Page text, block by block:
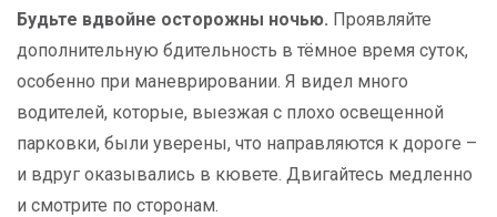
Будьте вдвойне осторожны ночью. Проявляйте
дополнительную бдительность в тёмное время суток,
особенно при маневрировании. Я видел много
водителей, которые, выезжая с плохо освещенной
парковки, были уверены, что направляются к дороге –
и вдруг оказывались в кювете. Двигайтесь медленно
и смотрите по сторонам.